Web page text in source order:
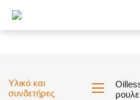
Υλικό και
συνδετήρες